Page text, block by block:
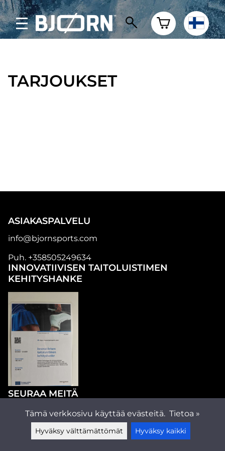
TARJOUKSET
ASIAKASPALVELU
info@bjornsports.com
Puh. +358505249634
INNOVATIIVISEN TAITOLUISTIMEN
KEHITYSHANKE
SEURAA MEITÄ
Tämä verkkosivu käyttää evästeitä. Tietoa »
Hyväksy välttämättömät Hyväksy kaikki